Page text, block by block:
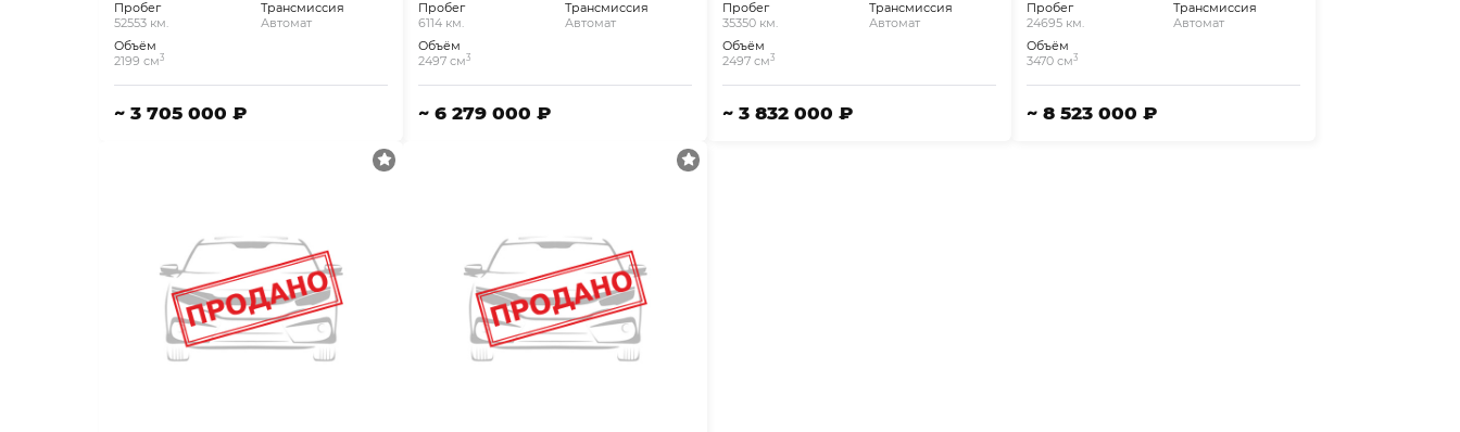
Пробег
52553 км.
Объём
2199 см3
Трансмиссия
Автомат
~ 3 705 000 ₽
Пробег
6114 км.
Объём
2497 см3
Трансмиссия
Автомат
~ 6 279 000 ₽
Пробег
35350 км.
Объём
2497 см3
Трансмиссия
Автомат
~ 3 832 000 ₽
Пробег
24695 км.
Объём
3470 см3
Трансмиссия
Автомат
~ 8 523 000 ₽